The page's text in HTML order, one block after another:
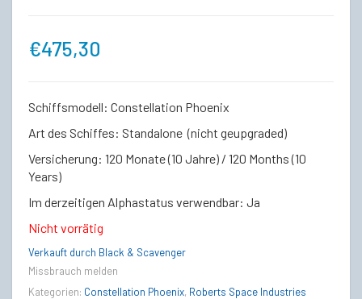
€475,30
Schiffsmodell: Constellation Phoenix
Art des Schiffes: Standalone (nicht geupgraded)
Versicherung: 120 Monate (10 Jahre) / 120 Months (10
Years)
Im derzeitigen Alphastatus verwendbar: Ja
Nicht vorrätig
Verkauft durch Black & Scavenger
Missbrauch melden
Kategorien: Constellation Phoenix, Roberts Space Industries